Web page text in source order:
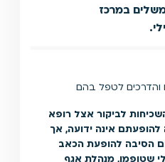
במרכז
לביקור אצל רופא
אינה ידועה, אך
הסיבה להופעת הכאב
שטופמן, מנהלת אגף